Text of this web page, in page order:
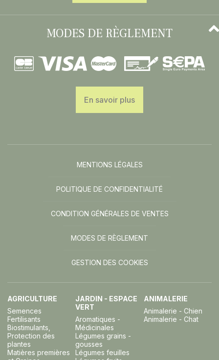
MODES DE RÈGLEMENT
En savoir plus
MENTIONS LÉGALES
POLITIQUE DE CONFIDENTIALITÉ
CONDITION GÉNÉRALES DE VENTES
MODES DE RÈGLEMENT
GESTION DES COOKIES
AGRICULTURE
Semences
Fertilisants
Biostimulants,
Protection des
plantes
Matières premières
JARDIN - ESPACE
VERT
Aromatiques -
Médicinales
Légumes grains -
gousses
Légumes feuilles
ANIMALERIE
Animalerie - Chien
Animalerie - Chat